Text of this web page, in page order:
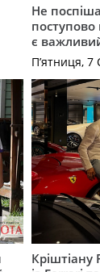
Не
поступово
є
П’ятниця,
Кріштіану